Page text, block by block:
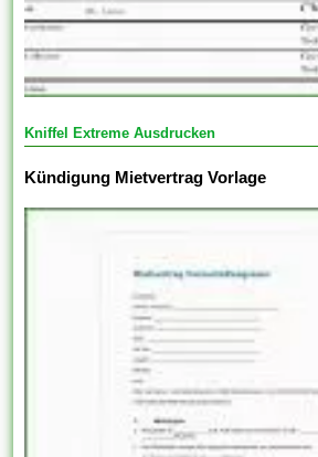
Kniffel Extreme Ausdrucken
Kündigung Mietvertrag Vorlage